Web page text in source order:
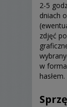
2-5
dniach
zdjęć
w
hasłem.